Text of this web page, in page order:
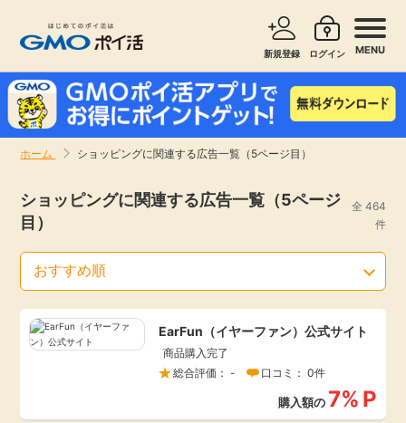
新規登録 ログイン MENU
ホーム ショッピングに関連する広告一覧（5ページ目）
新着
高還元
無料
サービスで探す ショッピングで探す
旅行・レンタカー
エンタメ
クレジットカード
ショッピングに関連する広告一覧（5ページ
目）
全 464
件
EarFun（イヤーファン）公式サイト
商品購入完了
総合評価： -
口コミ： 0件
購入額の 7% P